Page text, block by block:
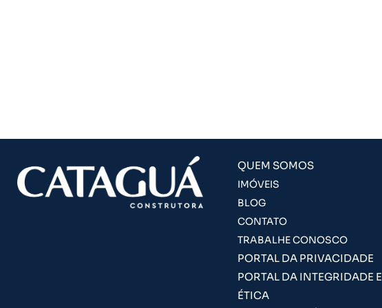
QUEM SOMOS
IMÓVEIS
BLOG
CONTATO
TRABALHE CONOSCO
PORTAL DA PRIVACIDADE
PORTAL DA INTEGRIDADE E
ÉTICA